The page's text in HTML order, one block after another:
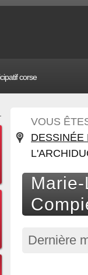
corse
VOUS
DESSINÉE
Dernière